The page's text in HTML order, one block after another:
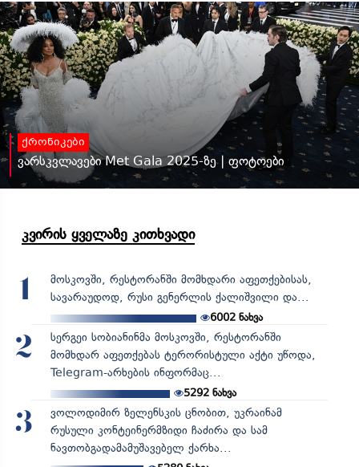
ქრონიკები
ვარსკვლავები Met Gala 2025-ზე | ფოტოები
კვირის ყველაზე კითხვადი
1
მოსკოვში, რესტორანში მომხდარი აფეთქებისას,
სავარაუდოდ, რუსი გენერლის ქალიშვილი და...
6002 ნახვა
2
სერგეი სობიანინმა მოსკოვში, რესტორანში
მომხდარ აფეთქებას ტერორისტული აქტი უწოდა,
Telegram-არხების ინფორმაც...
5292ნახვა
3
ვოლოდიმირ ზელენსკის ცნობით, უკრაინამ
რუსული კონტეინერმზიდი ჩაძირა და სამ
ნავთობგადამამუშავებელ ქარხა...